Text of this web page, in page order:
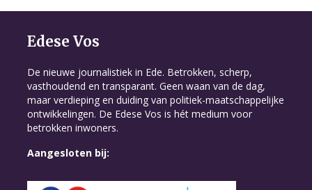
Edese Vos
De nieuwe journalistiek in Ede. Betrokken, scherp,
vasthoudend en transparant. Geen waan van de dag,
maar verdieping en duiding van politiek-maatschappelijke
ontwikkelingen. De Edese Vos is hét medium voor
betrokken inwoners.
Aangesloten bij: